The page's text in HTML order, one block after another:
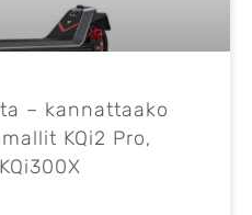
– kannattaako
KQi2 Pro,